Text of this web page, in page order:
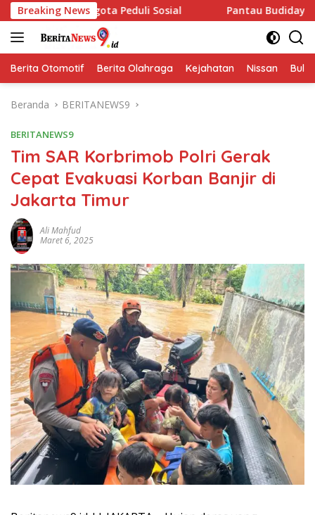
Langsung
ke
konten
Breaking News
Peduli Sosial Pantau Budidaya Lele di
Berita Otomotif Berita Olahraga Kejahatan Nissan
Beranda BERITANEWS9
BERITANEWS9
Tim SAR Korbrimob Polri Gerak
Cepat Evakuasi Korban Banjir di
Jakarta Timur
Ali Mahfud
Maret 6, 2025